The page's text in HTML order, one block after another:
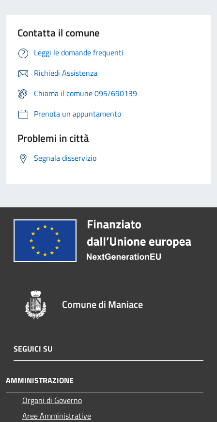
Contatta il comune
Leggi le domande frequenti
Richiedi Assistenza
Chiama il comune 095/690139
Prenota un appuntamento
Problemi in città
Segnala disservizio
Comune di Maniace
SEGUICI SU
AMMINISTRAZIONE
Organi di Governo
Aree Amministrative